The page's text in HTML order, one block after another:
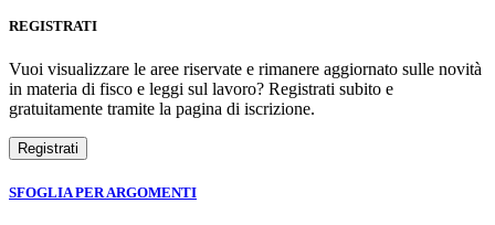
REGISTRATI
Vuoi visualizzare le aree riservate e rimanere aggiornato sulle novità
in materia di fisco e leggi sul lavoro? Registrati subito e
gratuitamente tramite la pagina di iscrizione.
SFOGLIA PER ARGOMENTI